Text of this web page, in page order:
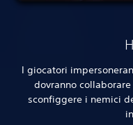
I giocatori
dovranno
sconfiggere i nemici